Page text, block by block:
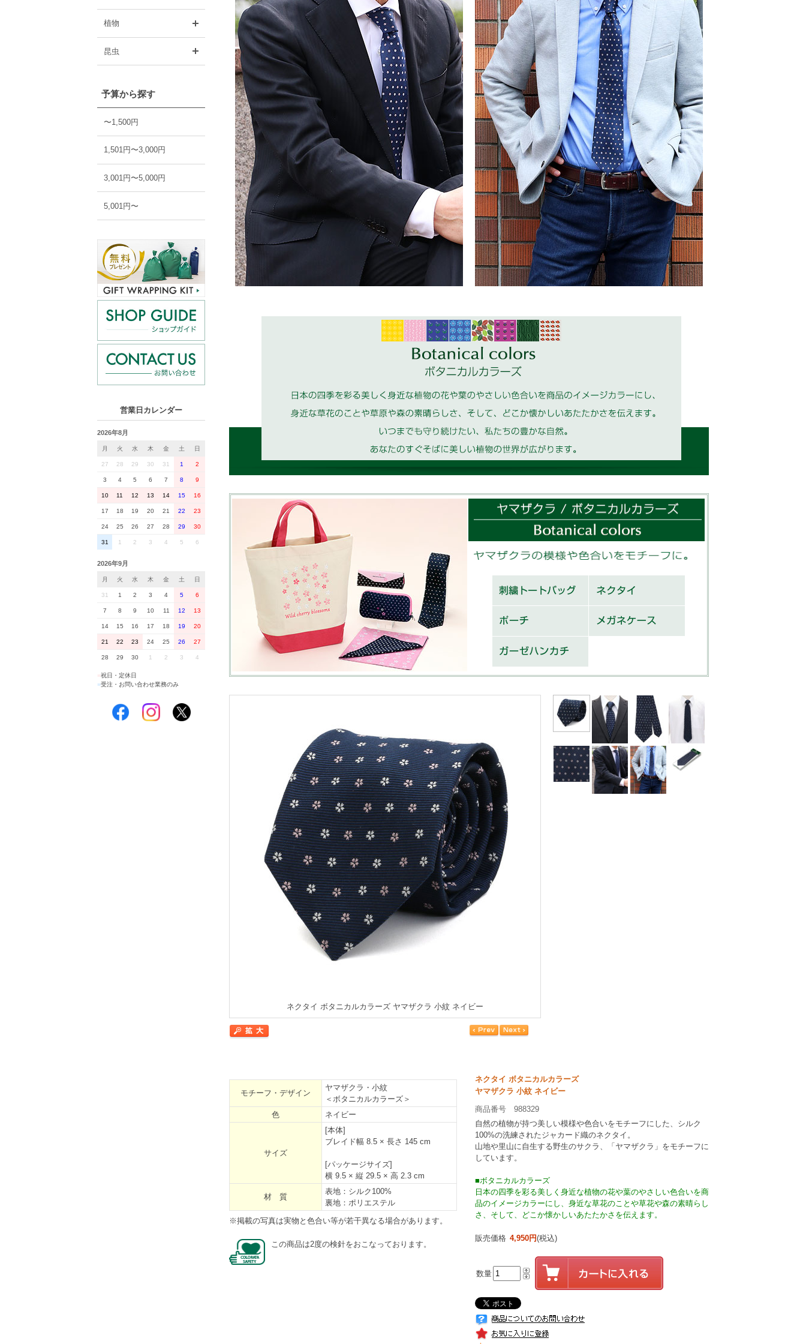
植物
昆虫
予算から探す
〜1,500円
1,501円〜3,000円
3,001円〜5,000円
5,001円〜
営業日カレンダー
2026年8月
月 火 水 木 金 土 日
27 28 29 30 31 1 2
3 4 5 6 7 8 9
10 11 12 13 14 15 16
17 18 19 20 21 22 23
24 25 26 27 28 29 30
31 1 2 3 4 5 6
2026年9月
月 火 水 木 金 土 日
31 1 2 3 4 5 6
7 8 9 10 11 12 13
14 15 16 17 18 19 20
21 22 23 24 25 26 27
28 29 30 1 2 3 4
祝日・定休日
■受注・お問い合わせ業務のみ
ネクタイ ボタニカルカラーズ ヤマザクラ 小紋 ネイビー
モチーフ・デザイン
ヤマザクラ・小紋
＜ボタニカルカラーズ＞
色
ネイビー
サイズ
[本体]
ブレイド幅 8.5 × 長さ 145 cm
[パッケージサイズ]
横 9.5 × 縦 29.5 × 高 2.3 cm
材 質
表地：シルク100%
裏地：ポリエステル
※掲載の写真は実物と色合い等が若干異なる場合があります。
この商品は2度の検針をおこなっております。
ネクタイ ボタニカルカラーズ
ヤマザクラ 小紋 ネイビー
商品番号 988329
自然の植物が持つ美しい模様や色合いをモチーフにした、シルク
100%の洗練されたジャカード織のネクタイ。
山地や里山に自生する野生のサクラ、「ヤマザクラ」をモチーフに
しています。
■ボタニカルカラーズ
日本の四季を彩る美しく身近な植物の花や葉のやさしい色合いを商
品のイメージカラーにし、身近な草花のことや草花や森の素晴らし
さ、そして、どこか懐かしいあたたかさを伝えます。
販売価格 4,950円(税込)
数量